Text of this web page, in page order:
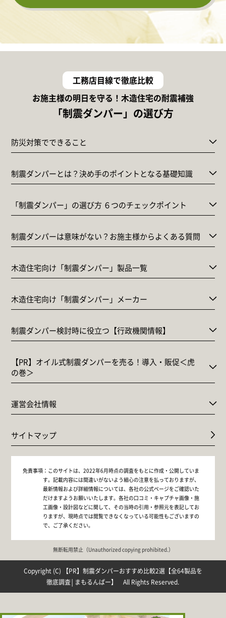
工務店目線で徹底比較
お施主様の明日を守る！木造住宅の耐震補強
「制震ダンパー」の選び方
防災対策でできること
制震ダンパーとは？決め手のポイントとなる基礎知識
「制震ダンパー」の選び方 ６つのチェックポイント
制震ダンパーは意味がない？お施主様からよくある質問
木造住宅向け「制震ダンパー」製品一覧
木造住宅向け「制震ダンパー」メーカー
制震ダンパー検討時に役立つ【行政機関情報】
【PR】オイル式制震ダンパーを売る！導入・販促＜虎
の巻＞
運営会社情報
サイトマップ
免責事項： このサイトは、2022年6月時点の調査をもとに作成・公開していま
す。記載内容には間違いがないよう細心の注意を払っておりますが、
最新情報および詳細情報については、各社の公式ページをご確認いた
だけますようお願いいたします。各社の口コミ・キャプチャ画像・施
工画像・設計図などに関して、その当時の引用・参照元を表記してお
りますが、現時点では閲覧できなくなっている可能性もございますの
で、ご了承ください。
無断転用禁止（Unauthorized copying prohibited.）
Copyright (C)
制震ダンパーおすすめ比較2選【全64製品を
徹底調査│まもるんぱー】
All Rights Reserved.